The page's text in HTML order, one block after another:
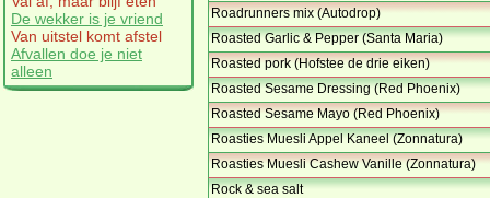
De wekker is je vriend
Van uitstel komt afstel
Afvallen doe je niet
alleen
Roadrunners mix (Autodrop)
Roasted Garlic & Pepper (Santa Maria)
Roasted pork (Hofstee de drie eiken)
Roasted Sesame Dressing (Red Phoenix)
Roasted Sesame Mayo (Red Phoenix)
Roasties Muesli Appel Kaneel (Zonnatura)
Roasties Muesli Cashew Vanille (Zonnatura)
Rock & sea salt